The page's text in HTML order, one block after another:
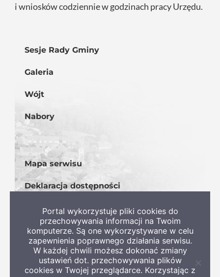
i wniosków codziennie w godzinach pracy Urzędu.
Sesje Rady Gminy
Galeria
Wójt
Nabory
Mapa serwisu
Deklaracja dostępności
Portal wykorzystuje pliki cookies do
przechowywania informacji na Twoim
komputerze. Są one wykorzystywane w celu
zapewnienia poprawnego działania serwisu.
W każdej chwili możesz dokonać zmiany
ustawień dot. przechowywania plików
cookies w Twojej przeglądarce. Korzystając z